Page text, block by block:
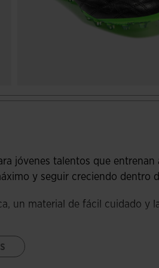
jóvenes talentos que entrenan
y seguir creciendo dentro
un material de fácil cuidado y
envuelve el tobillo para mejorar